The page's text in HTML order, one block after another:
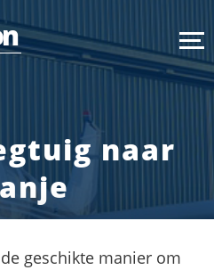
naar
geschikte manier om